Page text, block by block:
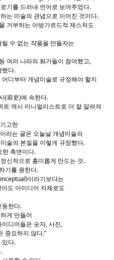
기를 드러내 언어로 보여주었다.
는 미술의 관념으로 이어진 것이다.
거부하는 아방가르드적 제스처도
수 없는 작품을 만들자는
여러 나라의 화가들이 참여했고,
했다.
디부터 개념미술로 규정해야 할지
(前史)에 속한다.
역시 미니멀리스트로 더 잘 알려져
고한
라는 글은 오늘날 개념미술의
술의 본질을 이렇게 규정했다.
한 측면이다.
신적으로 흥미롭게 만드는 것.
기를 원한다.
이라기보다는
도 아이디어 자체로도
동한다.
게 만들어
디어들은 숫자, 사진,
중요하지 않다.”
있다.